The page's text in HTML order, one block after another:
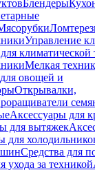
Блендеры
Управление
климатической
Мелкая
овощей и
Открывалки,
Аксессуары для
для вытяжек
для
Средства для
ухода за техникой